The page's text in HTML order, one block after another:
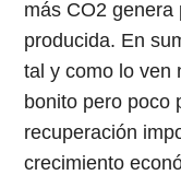
más CO2 genera
producida. En
tal y como lo ven
bonito pero poco
recuperación
crecimiento